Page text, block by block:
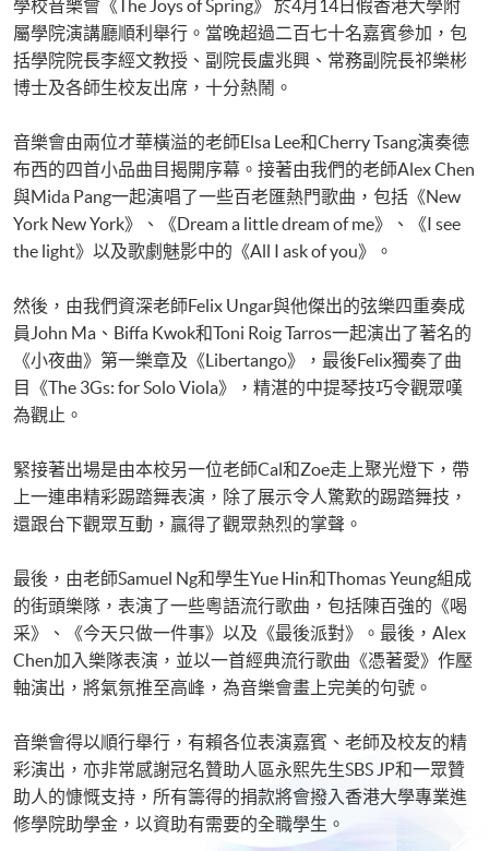
學校音樂會《The Joys of Spring》 於4月14日假香港大學附
屬學院演講廳順利舉行。當晚超過二百七十名嘉賓參加，包
括學院院長李經文教授、副院長盧兆興、常務副院長祁樂彬
博士及各師生校友出席，十分熱鬧。
音樂會由兩位才華橫溢的老師Elsa Lee和Cherry Tsang演奏德
布西的四首小品曲目揭開序幕。接著由我們的老師Alex Chen
與Mida Pang一起演唱了一些百老匯熱門歌曲，包括《New
York New York》、《Dream a little dream of me》、《I see
the light》以及歌劇魅影中的《All I ask of you》。
然後，由我們資深老師Felix Ungar與他傑出的弦樂四重奏成
員John Ma、Biffa Kwok和Toni Roig Tarros一起演出了著名的
《小夜曲》第一樂章及《Libertango》，最後Felix獨奏了曲
目《The 3Gs: for Solo Viola》，精湛的中提琴技巧令觀眾嘆
為觀止。
緊接著出場是由本校另一位老師Cal和Zoe走上聚光燈下，帶
上一連串精彩踢踏舞表演，除了展示令人驚歎的踢踏舞技，
還跟台下觀眾互動，贏得了觀眾熱烈的掌聲。
最後，由老師Samuel Ng和學生Yue Hin和Thomas Yeung組成
的街頭樂隊，表演了一些粵語流行歌曲，包括陳百強的《喝
采》、《今天只做一件事》以及《最後派對》。最後，Alex
Chen加入樂隊表演，並以一首經典流行歌曲《憑著愛》作壓
軸演出，將氣氛推至高峰，為音樂會畫上完美的句號。
音樂會得以順行舉行，有賴各位表演嘉賓、老師及校友的精
彩演出，亦非常感謝冠名贊助人區永熙先生SBS JP和一眾贊
助人的慷慨支持，所有籌得的捐款將會撥入香港大學專業進
修學院助學金，以資助有需要的全職學生。